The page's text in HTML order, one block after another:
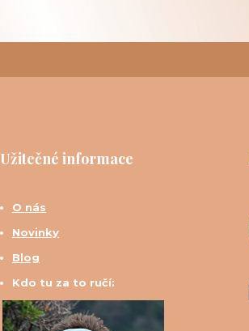
Užitečné informace
O nás
Novinky
Blog
Kdo tu za to ručí: